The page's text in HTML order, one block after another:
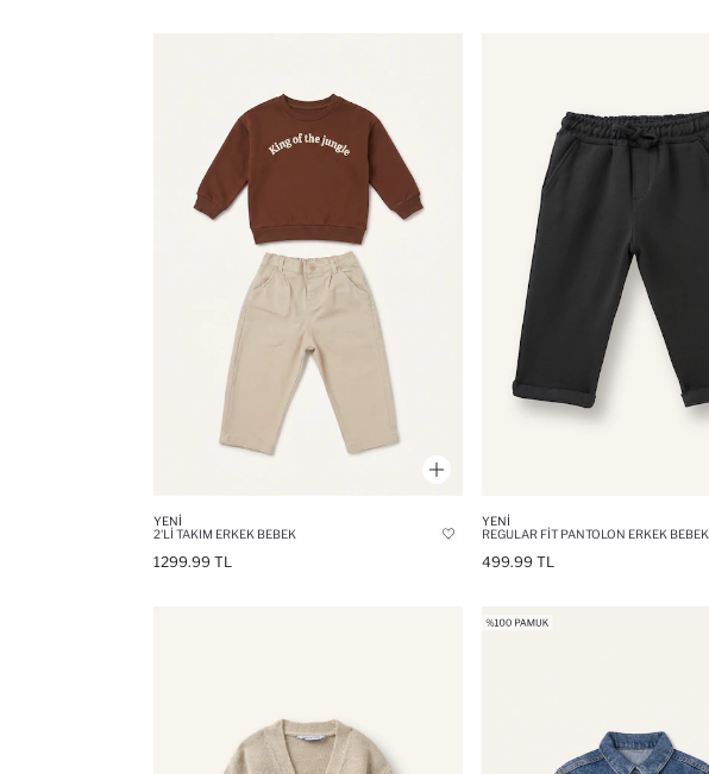
YENI
2'LI TAKIM ERKEK BEBEK
1299.99 TL
YENI
REGULAR FIT PANTOLON ERKEK BEBEK
499.99 TL